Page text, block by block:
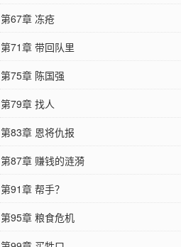
第67章 冻疮
第71章 带回队里
第75章 陈国强
第79章 找人
第83章 恩将仇报
第87章 赚钱的涟漪
第91章 帮手？
第95章 粮食危机